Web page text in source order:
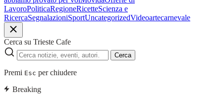
LavoroPoliticaRegioneRicetteScienza e
RicercaSegnalazioniSportUncategorizedVideoartecarnevale
Cerca su Trieste Cafe
Cerca
Premi Esc per chiudere
Breaking